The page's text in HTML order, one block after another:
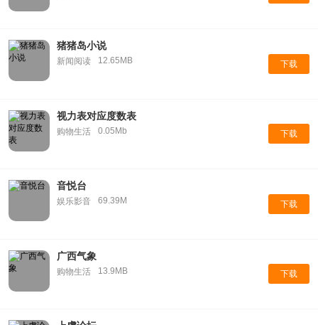
猪猪岛小说
新闻阅读 12.65MB 下载
视力表对应度数表
购物生活 0.05Mb 下载
音悦台
娱乐影音 69.39M 下载
广西气象
购物生活 13.9MB 下载